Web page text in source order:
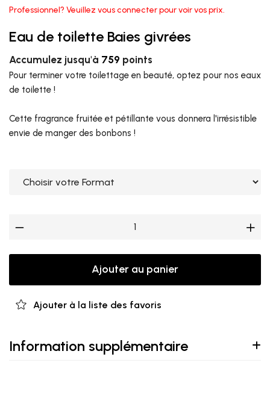
Professionnel? Veuillez vous connecter pour voir vos prix.
Eau de toilette Baies givrées
Accumulez jusqu'à 759 points
Pour terminer votre toilettage en beauté, optez pour nos eaux
de toilette !
Cette fragrance fruitée et pétillante vous donnera l'irrésistible
envie de manger des bonbons !
Ajouter au panier
Ajouter à la liste des favoris
Information supplémentaire